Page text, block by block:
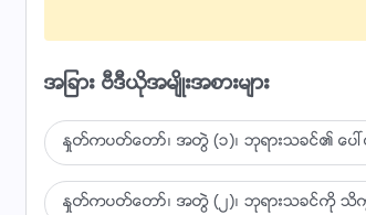
ကိုယ္ေတာ္၏ ႀကီးစြာေသာ ခ်ီးေျမႇာက္
လူ႔ဇာတိခံဘုရားသခင္ ဆင္းရဲဒုကၡခံရ၊
ေဖာက္ျပန္ပ်က္စီးေသာသူတစ္ဦးျဖစ္သ
ေမွာင္မိုက္စြမ္းအားမ်ားထံ ကြၽန္ုပ္ အရႈံ
အျခား ဗီဒီယိုအမ်ိဳးအစားမ်ား
ႏႈတ္ကပတ္ေတာ္၊ အတြဲ (၁)၊ ဘုရားသခင္၏ ေပၚထ
ႏႈတ္ကပတ္ေတာ္၊ အတြဲ (၂)၊ ဘုရားသခင္ကို သိကြၽ